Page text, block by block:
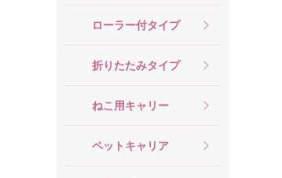
ローラー付タイプ
折りたたみタイプ
ねこ用キャリー
ペットキャリア